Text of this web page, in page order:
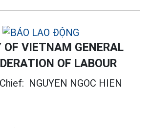
OF VIETNAM GENERAL
OF LABOUR
NGUYEN NGOC HIEN